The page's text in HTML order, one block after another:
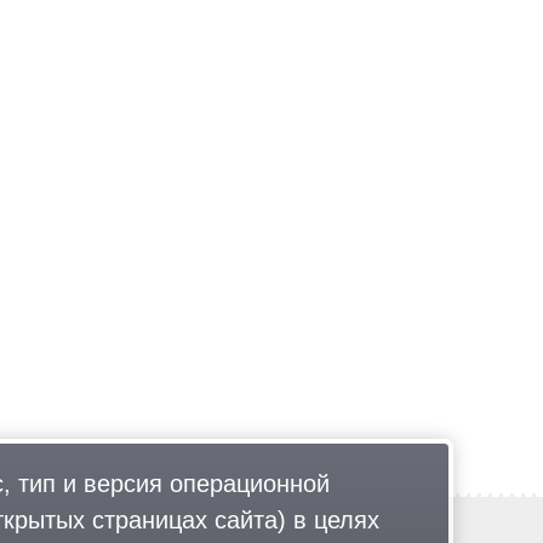
Обратная связь
тип и версия операционной
страницах сайта) в целях